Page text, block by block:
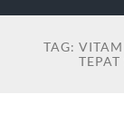
TAG: